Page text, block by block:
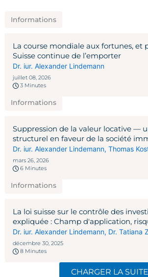
Informations
La course mondiale aux fortunes, et
Suisse continue de l’emporter
Dr. iur. Alexander Lindemann
juillet 08, 2026
3 Minutes
Informations
Suppression de la valeur locative —
structurel en faveur de la société
Dr. iur. Alexander Lindemann, Thomas
mars 26, 2026
6 Minutes
Informations
La loi suisse sur le contrôle des
expliquée : Champ d'application,
pratique
Dr. iur. Alexander Lindemann, Dr. Tatiana
décembre 30, 2025
8 Minutes
CHARGER LA SUITE